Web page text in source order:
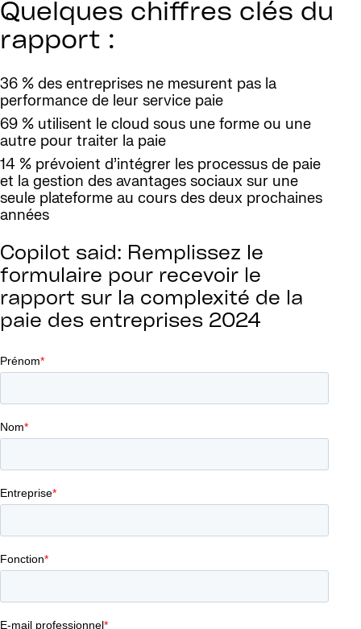
Quelques chiffres clés du
rapport :
36 % des entreprises ne mesurent pas la
performance de leur service paie
69 % utilisent le cloud sous une forme ou une
autre pour traiter la paie
14 % prévoient d’intégrer les processus de paie
et la gestion des avantages sociaux sur une
seule plateforme au cours des deux prochaines
années
Copilot said: Remplissez le
formulaire pour recevoir le
rapport sur la complexité de la
paie des entreprises 2024